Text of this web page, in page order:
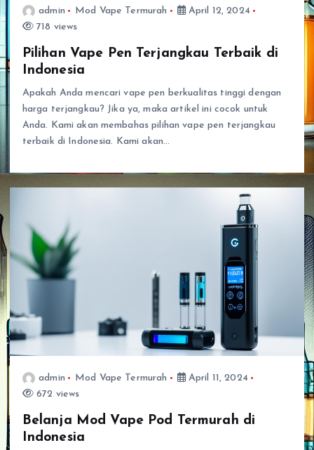
admin Mod Vape Termurah
April 12, 2024
718 views
Pilihan Vape Pen Terjangkau Terbaik di
Indonesia
Apakah Anda mencari vape pen berkualitas tinggi dengan
harga terjangkau? Jika ya, maka artikel ini cocok untuk
Anda. Kami akan membahas pilihan vape pen terjangkau
terbaik di Indonesia. Kami akan…
admin Mod Vape Termurah
April 11, 2024
672 views
Belanja Mod Vape Pod Termurah di
Indonesia